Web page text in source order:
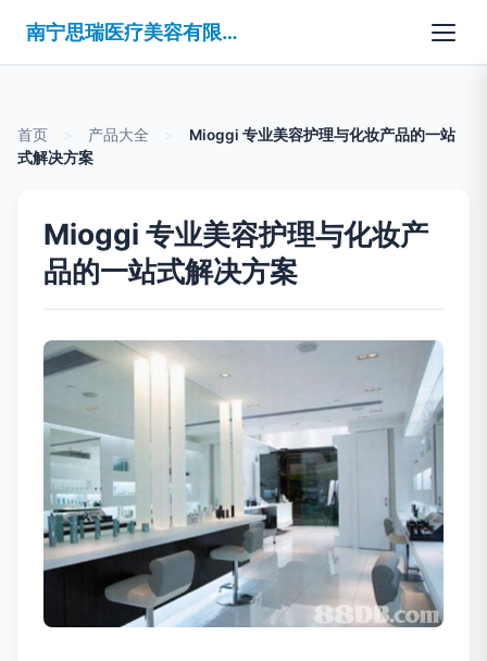
南宁思瑞医疗美容有限公司
首页 产品大全
Mioggi 专业美容护理与化妆产品的一站
式解决方案
Mioggi 专业美容护理与化妆产
品的一站式解决方案